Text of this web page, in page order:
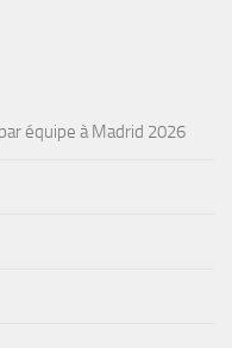
équipe à Madrid 2026